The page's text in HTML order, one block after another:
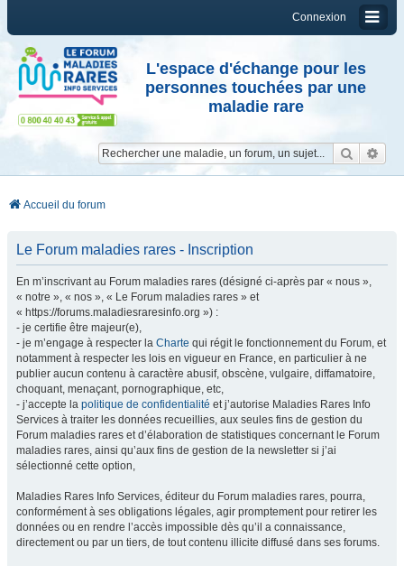
Connexion
L'espace d'échange pour les
personnes touchées par une
maladie rare
Accueil du forum
Le Forum maladies rares - Inscription
En m’inscrivant au Forum maladies rares (désigné ci-après par « nous »,
« notre », « nos », « Le Forum maladies rares » et
« https://forums.maladiesraresinfo.org ») :
- je certifie être majeur(e),
- je m’engage à respecter la Charte qui régit le fonctionnement du Forum, et
notamment à respecter les lois en vigueur en France, en particulier à ne
publier aucun contenu à caractère abusif, obscène, vulgaire, diffamatoire,
choquant, menaçant, pornographique, etc,
- j’accepte la politique de confidentialité et j’autorise Maladies Rares Info
Services à traiter les données recueillies, aux seules fins de gestion du
Forum maladies rares et d’élaboration de statistiques concernant le Forum
maladies rares, ainsi qu’aux fins de gestion de la newsletter si j’ai
sélectionné cette option,
Maladies Rares Info Services, éditeur du Forum maladies rares, pourra,
conformément à ses obligations légales, agir promptement pour retirer les
données ou en rendre l’accès impossible dès qu’il a connaissance,
directement ou par un tiers, de tout contenu illicite diffusé dans ses forums.